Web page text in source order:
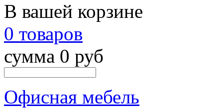
В вашей корзине
0 товаров
сумма 0 руб
Офисная мебель